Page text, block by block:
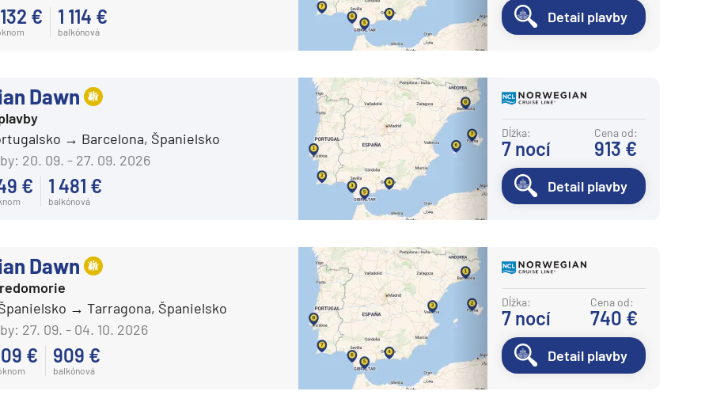
€ 1 114 €
balkónová
Detail plavby
Dawn
Barcelona, Španielsko
20. 09. - 27. 09. 2026
€ 1 481 €
balkónová
Dĺžka:
7 nocí
Cena od:
913 €
Detail plavby
Dawn
Tarragona, Španielsko
27. 09. - 04. 10. 2026
€ 909 €
balkónová
Dĺžka:
7 nocí
Cena od:
740 €
Detail plavby